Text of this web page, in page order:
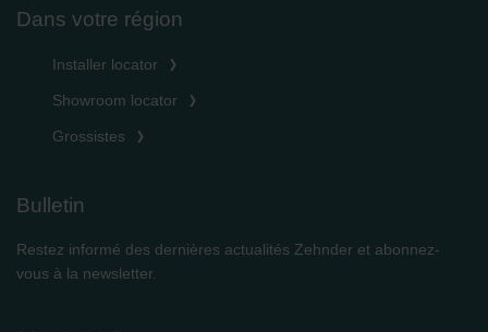
Dans votre région
Installer locator
Showroom locator
Grossistes
Bulletin
Restez informé des dernières actualités Zehnder et abonnez-
vous à la newsletter.